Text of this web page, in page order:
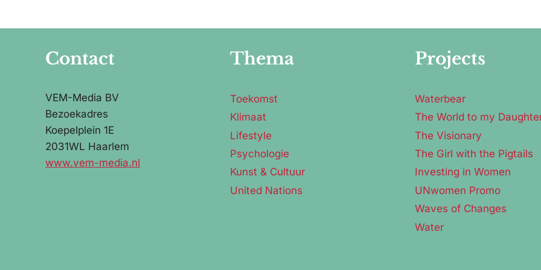
Contact
VEM-Media BV
Bezoekadres
Koepelplein 1E
2031WL Haarlem
www.vem-media.nl
Thema
Toekomst
Klimaat
Lifestyle
Psychologie
Kunst & Cultuur
United Nations
Projects
Waterbear
The World to my
The Visionary
The Girl with the Pigtails
Investing in Women
UNwomen Promo
Waves of Changes
Water